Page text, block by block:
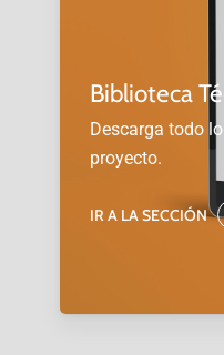
Biblioteca
Descarga todo
proyecto.
IR A LA SECCIÓN